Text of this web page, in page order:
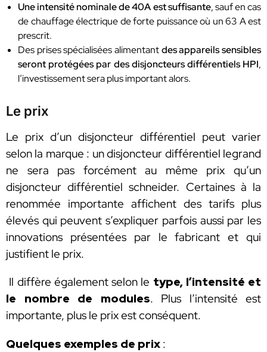
Une intensité nominale de 40A est suffisante, sauf en cas
de chauffage électrique de forte puissance où un 63 A est
prescrit.
Des prises spécialisées alimentantdes appareils sensibles
seront protégées par des disjoncteurs différentiels HPI,
l’investissement sera plus important alors.
Le prix
Le prix d’un disjoncteur différentiel peut varier
selon la marque : un disjoncteur différentiel legrand
ne sera pas forcément au même prix qu’un
disjoncteur différentiel schneider. Certaines à la
renommée importante affichent des tarifs plus
élevés qui peuvent s’expliquer parfois aussi par les
innovations présentées par le fabricant et qui
justifient le prix.
Il diffère également selon le type, l’intensité et
le nombre de modules. Plus l’intensité est
importante, plus le prix est conséquent.
Quelques exemples de prix :